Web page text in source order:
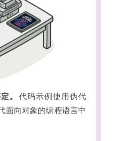
。
代码示例使用伪代
面向对象的编程语言中